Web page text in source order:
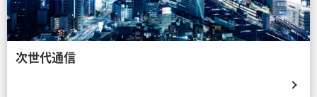
次世代通信